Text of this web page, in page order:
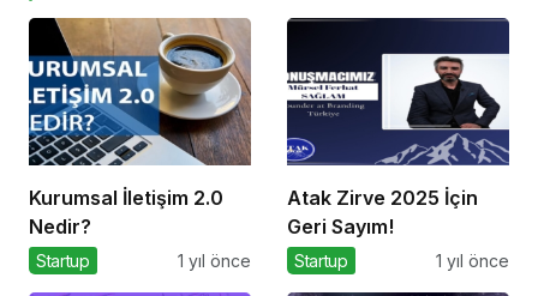
Kurumsal İletişim 2.0
Nedir?
Startup 1 yıl önce
Atak Zirve 2025 İçin
Geri Sayım!
Startup 1 yıl önce